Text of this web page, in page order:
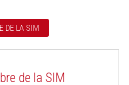
DE LA SIM
de la SIM